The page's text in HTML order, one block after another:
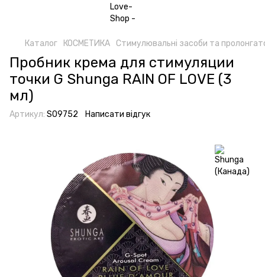
Каталог КОСМЕТИКА Стимулювальні засоби та
Пробник крема для стимуляции
точки G Shunga RAIN OF LOVE (3
мл)
Артикул: SO9752 Написати відгук